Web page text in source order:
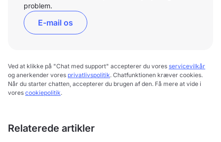
problem.
E-mail os
Ved at klikke på "Chat med support" accepterer du vores servicevilkår
og anerkender vores privatlivspolitik. Chatfunktionen kræver cookies.
Når du starter chatten, accepterer du brugen af den. Få mere at vide i
vores cookiepolitik.
Relaterede artikler